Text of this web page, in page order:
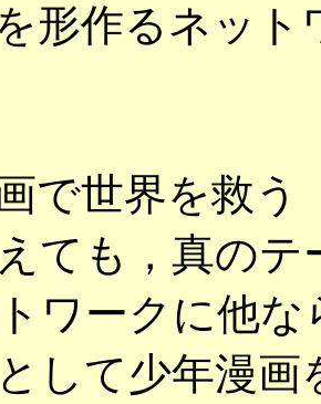
形作るネッ
で世界を救
ても，真の
ワークに他
して少年漫